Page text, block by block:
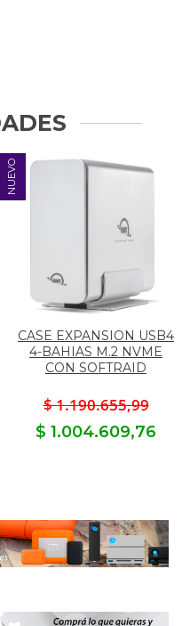
NUEVO
CASE EXPANSION USB4
4-BAHIAS M.2 NVME
CON SOFTRAID
$ 1.190.655,99
$ 1.004.609,76